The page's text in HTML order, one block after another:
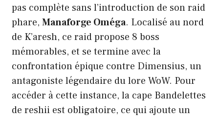
pas complète sans l’introduction de son raid
phare, Manaforge Oméga. Localisé au nord
de K’aresh, ce raid propose 8 boss
mémorables, et se termine avec la
confrontation épique contre Dimensius, un
antagoniste légendaire du lore WoW. Pour
accéder à cette instance, la cape Bandelettes
de reshii est obligatoire, ce qui ajoute un